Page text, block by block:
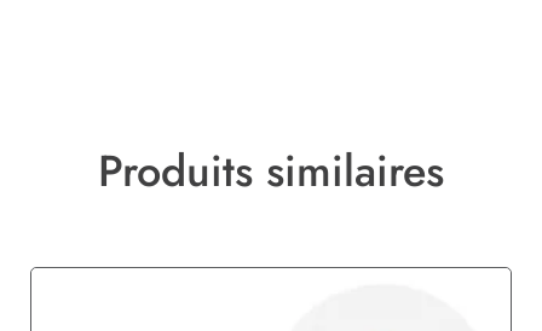
Produits similaires